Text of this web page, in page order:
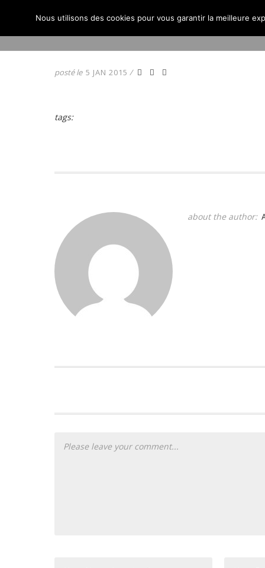
ACCUEIL
SPAY-72
posté le 5 JAN 2015 /
tags:
about the author:
Nous utilisons des cookies pour vous garantir la meilleure